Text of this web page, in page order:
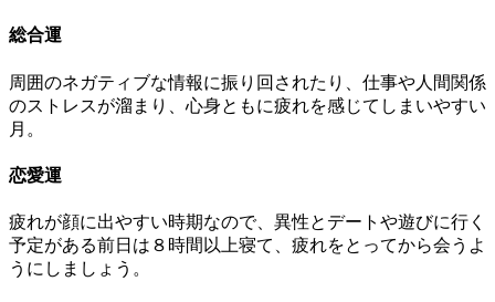
総合運
周囲のネガティブな情報に振り回されたり、仕事や人間関係
のストレスが溜まり、心身ともに疲れを感じてしまいやすい
月。
恋愛運
疲れが顔に出やすい時期なので、異性とデートや遊びに行く
予定がある前日は８時間以上寝て、疲れをとってから会うよ
うにしましょう。